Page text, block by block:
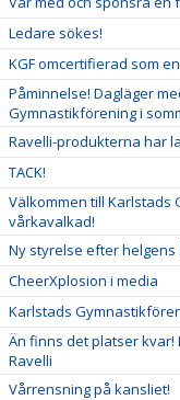
Ledare sökes!
KGF omcertifierad som
Påminnelse! Dagläger
Gymnastikförening i
Ravelli-produkterna har
TACK!
Välkommen till Karlstads
vårkavalkad!
Ny styrelse efter helgens
CheerXplosion i media
Karlstads
Än finns det platser
Ravelli
Vårrensning på kansliet!